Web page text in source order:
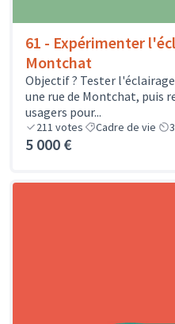
61 - Expérimenter
Montchat
Objectif ? Tester
une rue de Montchat, puis
usagers pour...
211 votes Cadre de vie
5 000 €